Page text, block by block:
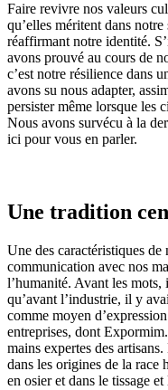
Faire revivre nos valeurs
qu’elles méritent dans
réaffirmant notre identité.
avons prouvé au cours de
c’est notre résilience dans
avons su nous adapter,
persister même lorsque les
Nous avons survécu à la
ici pour vous en parler.
Une tradition
Une des caractéristiques
communication avec nos
l’humanité. Avant les
qu’avant l’industrie, il y
comme moyen
entreprises, dont
mains expertes des
dans les origines de la race
en osier et dans le tissage